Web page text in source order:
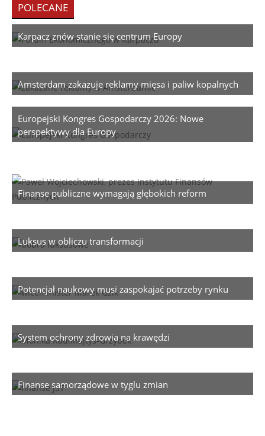
POLECANE
Karpacz znów stanie się centrum Europy
Amsterdam zakazuje reklamy mięsa i paliw kopalnych
Europejski Kongres Gospodarczy 2026: Nowe
perspektywy dla Europy
Finanse publiczne wymagają głębokich reform
Luksus w obliczu transformacji
Potencjał naukowy musi zaspokajać potrzeby rynku
System ochrony zdrowia na krawędzi
Finanse samorządowe w tyglu zmian